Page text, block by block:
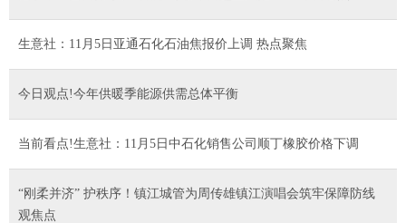
生意社：11月5日亚通石化石油焦报价上调 热点聚焦
今日观点!今年供暖季能源供需总体平衡
当前看点!生意社：11月5日中石化销售公司顺丁橡胶价格下调
“刚柔并济” 护秩序！镇江城管为周传雄镇江演唱会筑牢保障防线
观焦点